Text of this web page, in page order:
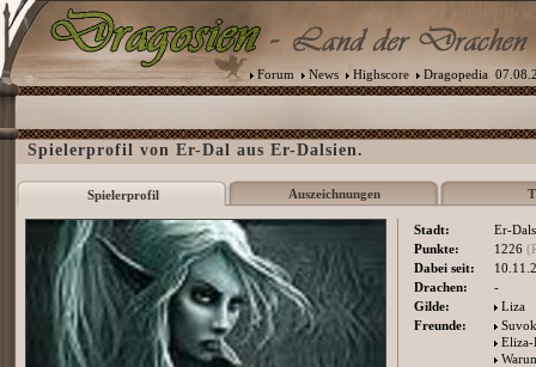
Forum News Highscore Dragopedia
Spielerprofil von Er-Dal aus Er-Dalsien.
Spielerprofil Auszeichnungen
Stadt:
Er-
Punkte:
1226
Dabei seit:
Drachen:
-
Gilde:
Liza
Freunde:
Suvok